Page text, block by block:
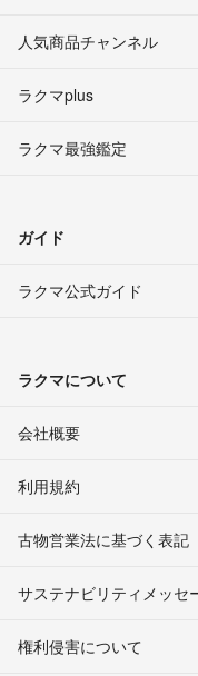
人気商品チャンネル
ラクマplus
ラクマ最強鑑定
ガイド
ラクマ公式ガイド
ラクマについて
会社概要
利用規約
古物営業法に基づく表記
サステナビリティメッセ
権利侵害について